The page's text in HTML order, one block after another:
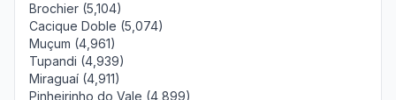
Brochier (5,104)
Cacique Doble (5,074)
Muçum (4,961)
Tupandi (4,939)
Miraguaí (4,911)
Pinheirinho do Vale (4,899)